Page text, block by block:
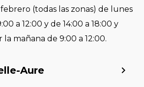
(todas las zonas) de lunes
a 12:00 y de 14:00 a 18:00 y
mañana de 9:00 a 12:00.
Aure